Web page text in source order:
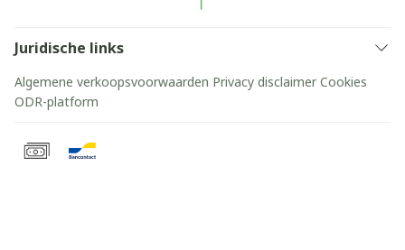
Juridische links
Algemene verkoopsvoorwaarden Privacy disclaimer Cookies
ODR-platform